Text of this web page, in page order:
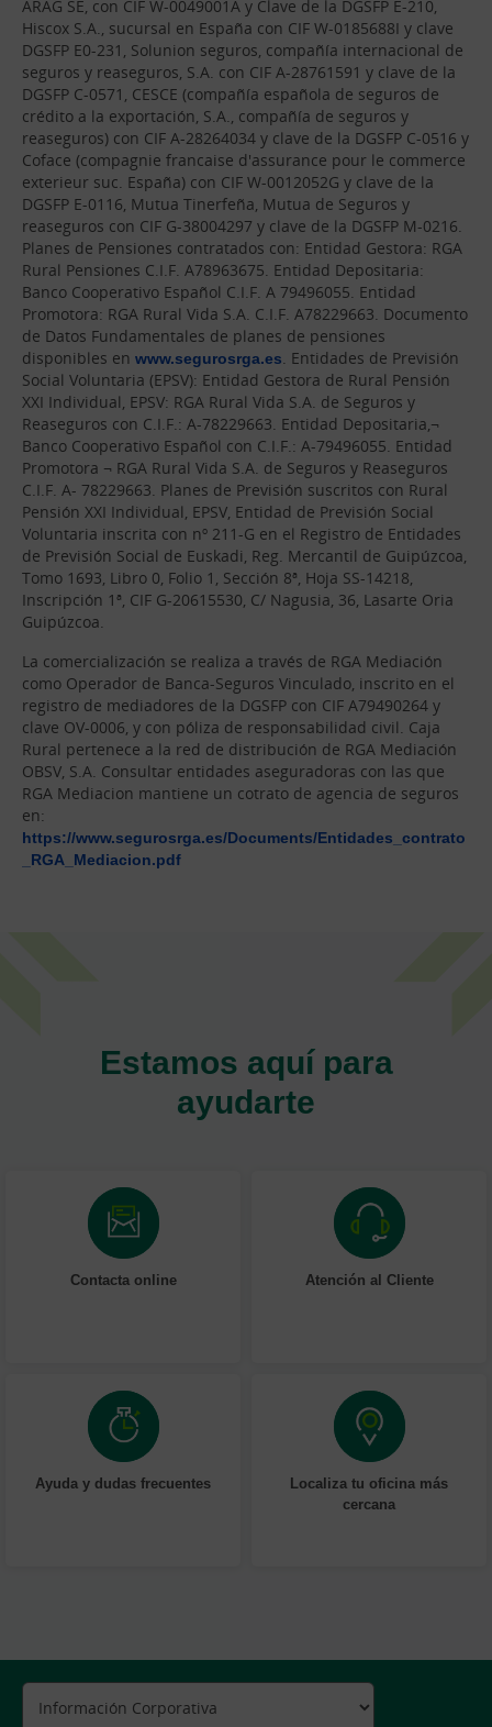
ARAG SE, con CIF W-0049001A y Clave de la DGSFP E-210,
Hiscox S.A., sucursal en España con CIF W-0185688I y clave
DGSFP E0-231, Solunion seguros, compañía internacional de
seguros y reaseguros, S.A. con CIF A-28761591 y clave de la
DGSFP C-0571, CESCE (compañía española de seguros de
crédito a la exportación, S.A., compañía de seguros y
reaseguros) con CIF A-28264034 y clave de la DGSFP C-0516 y
Coface (compagnie francaise d'assurance pour le commerce
exterieur suc. España) con CIF W-0012052G y clave de la
DGSFP E-0116, Mutua Tinerfeña, Mutua de Seguros y
reaseguros con CIF G-38004297 y clave de la DGSFP M-0216.
Planes de Pensiones contratados con: Entidad Gestora: RGA
Rural Pensiones C.I.F. A78963675. Entidad Depositaria:
Banco Cooperativo Español C.I.F. A 79496055. Entidad
Promotora: RGA Rural Vida S.A. C.I.F. A78229663. Documento
de Datos Fundamentales de planes de pensiones
disponibles en www.segurosrga.es. Entidades de Previsión
Social Voluntaria (EPSV): Entidad Gestora de Rural Pensión
XXI Individual, EPSV: RGA Rural Vida S.A. de Seguros y
Reaseguros con C.I.F.: A-78229663. Entidad Depositaria,¬
Banco Cooperativo Español con C.I.F.: A-79496055. Entidad
Promotora ¬ RGA Rural Vida S.A. de Seguros y Reaseguros
C.I.F. A- 78229663. Planes de Previsión suscritos con Rural
Pensión XXI Individual, EPSV, Entidad de Previsión Social
Voluntaria inscrita con nº 211-G en el Registro de Entidades
de Previsión Social de Euskadi, Reg. Mercantil de Guipúzcoa,
Tomo 1693, Libro 0, Folio 1, Sección 8ª, Hoja SS-14218,
Inscripción 1ª, CIF G-20615530, C/ Nagusia, 36, Lasarte Oria
Guipúzcoa.
La comercialización se realiza a través de RGA Mediación
como Operador de Banca-Seguros Vinculado, inscrito en el
registro de mediadores de la DGSFP con CIF A79490264 y
clave OV-0006, y con póliza de responsabilidad civil. Caja
Rural pertenece a la red de distribución de RGA Mediación
OBSV, S.A. Consultar entidades aseguradoras con las que
RGA Mediacion mantiene un cotrato de agencia de seguros
en:
https://www.segurosrga.es/Documents/Entidades_contrato
_RGA_Mediacion.pdf
Estamos aquí para
ayudarte
Contacta online Atención al Cliente
Ayuda y dudas frecuentes
Localiza tu oficina más
cercana